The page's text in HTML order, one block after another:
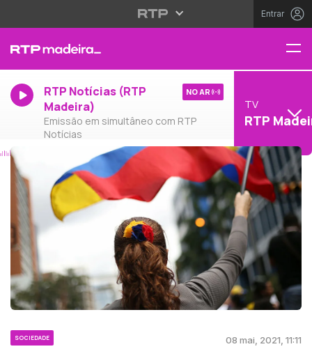
Entrar
RTP Notícias (RTP
Madeira)
Emissão em simultâneo com RTP
Notícias
NO AR
TV
RTP
SOCIEDADE 08 mai, 2021, 11:11